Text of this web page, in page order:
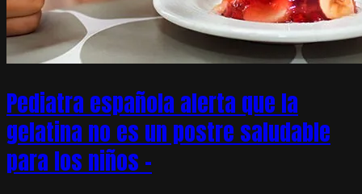
Pediatra española alerta que la
gelatina no es un postre saludable
para los niños –